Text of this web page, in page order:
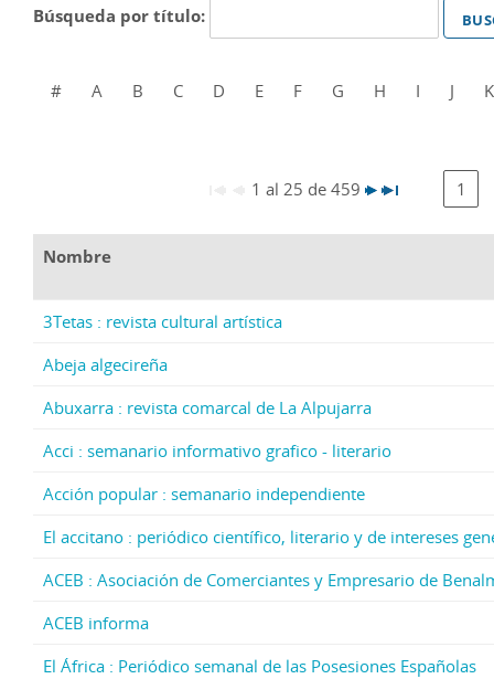
Búsqueda por título:
# A B C D E F G H I J K
1 al 25 de 459 1
Nombre
3Tetas : revista cultural artística
Abeja algecireña
Abuxarra : revista comarcal de La Alpujarra
Acci : semanario informativo grafico - literario
Acción popular : semanario independiente
El accitano : periódico científico, literario y de intereses
ACEB : Asociación de Comerciantes y Empresario de
ACEB informa
El África : Periódico semanal de las Posesiones Españolas